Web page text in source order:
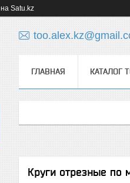
на Satu.kz
ГЛАВНАЯ КАТАЛОГ
Круги отрезные по